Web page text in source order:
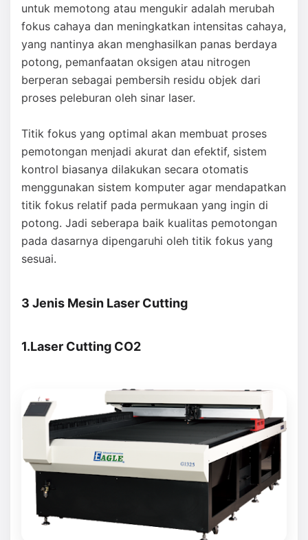
untuk memotong atau mengukir adalah merubah
fokus cahaya dan meningkatkan intensitas cahaya,
yang nantinya akan menghasilkan panas berdaya
potong, pemanfaatan oksigen atau nitrogen
berperan sebagai pembersih residu objek dari
proses peleburan oleh sinar laser.
Titik fokus yang optimal akan membuat proses
pemotongan menjadi akurat dan efektif, sistem
kontrol biasanya dilakukan secara otomatis
menggunakan sistem komputer agar mendapatkan
titik fokus relatif pada permukaan yang ingin di
potong. Jadi seberapa baik kualitas pemotongan
pada dasarnya dipengaruhi oleh titik fokus yang
sesuai.
3 Jenis Mesin Laser Cutting
1.Laser Cutting CO2